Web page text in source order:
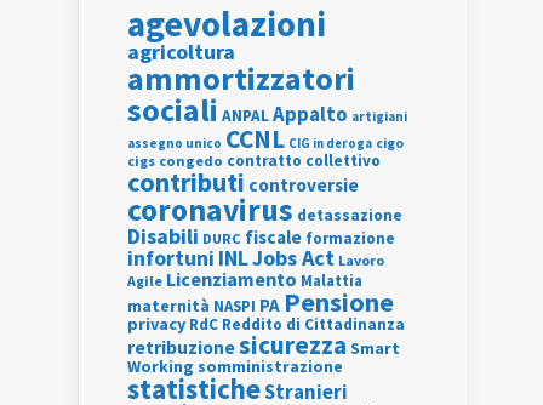
agevolazioni
agricoltura
ammortizzatori
sociali ANPALAppalto artigiani
assegno unico CCNL CIG in deroga cigo
cigs congedo contratto collettivo
contributi controversie
coronavirus detassazione
Disabili DURC fiscale formazione
infortuni INLJobs Act Lavoro
Agile Licenziamento Malattia
maternità NASPI PA Pensione
privacy RdC Reddito di Cittadinanza
retribuzionesicurezza Smart
Working somministrazione
statisticheStranieri